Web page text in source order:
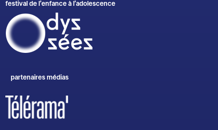
festival de l’enfance à l’adolescence
partenaires médias